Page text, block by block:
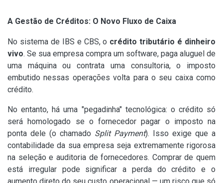
A Gestão de Créditos: O Novo Fluxo de Caixa
No sistema de IBS e CBS, o crédito tributário é dinheiro
vivo. Se sua empresa compra um software, paga aluguel de
uma máquina ou contrata uma consultoria, o imposto
embutido nessas operações volta para o seu caixa como
crédito.
No entanto, há uma "pegadinha" tecnológica: o crédito só
será homologado se o fornecedor pagar o imposto na
ponta dele (o chamado Split Payment). Isso exige que a
contabilidade da sua empresa seja extremamente rigorosa
na seleção e auditoria de fornecedores. Comprar de quem
está irregular pode significar a perda do crédito e o